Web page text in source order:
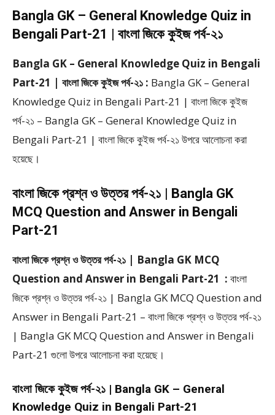
Bangla GK – General Knowledge Quiz in
Bengali Part-21 | বাংলা জিকে কুইজ পর্ব-২১
Bangla GK – General Knowledge Quiz in Bengali
Part-21 | বাংলা জিকে কুইজ পর্ব-২১ : Bangla GK – General
Knowledge Quiz in Bengali Part-21 | বাংলা জিকে কুইজ
পর্ব-২১ – Bangla GK – General Knowledge Quiz in
Bengali Part-21 | বাংলা জিকে কুইজ পর্ব-২১ উপরে আলোচনা করা
হয়েছে।
বাংলা জিকে প্রশ্ন ও উত্তর পর্ব-২১ | Bangla GK
MCQ Question and Answer in Bengali
Part-21
বাংলা জিকে প্রশ্ন ও উত্তর পর্ব-২১ | Bangla GK MCQ
Question and Answer in Bengali Part-21 : বাংলা
জিকে প্রশ্ন ও উত্তর পর্ব-২১ | Bangla GK MCQ Question and
Answer in Bengali Part-21 – বাংলা জিকে প্রশ্ন ও উত্তর পর্ব-২১
| Bangla GK MCQ Question and Answer in Bengali
Part-21 গুলো উপরে আলোচনা করা হয়েছে।
বাংলা জিকে কুইজ পর্ব-২১ | Bangla GK – General
Knowledge Quiz in Bengali Part-21